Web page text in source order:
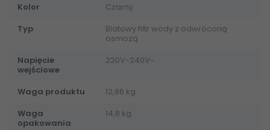
Kolor
Czarny
Typ
Blatowy filtr wody z odwróconą
osmozą
Napięcie
wejściowe
220V-240V~
Waga produktu
12,86 kg
Waga
opakowania
14,8 kg